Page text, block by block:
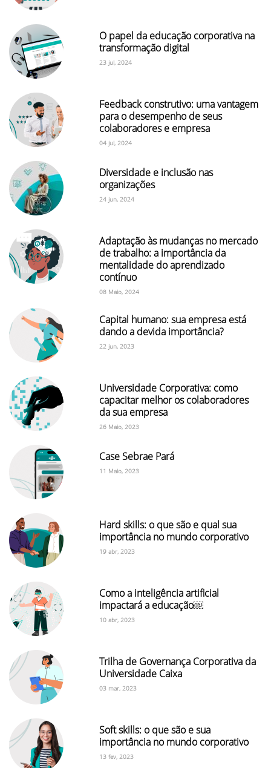
O papel da educação corporativa na
transformação digital
23 jul, 2024
Feedback construtivo: uma vantagem
para o desempenho de seus
colaboradores e empresa
04 jul, 2024
Diversidade e inclusão nas
organizações
24 jun, 2024
Adaptação às mudanças no mercado
de trabalho: a importância da
mentalidade do aprendizado
contínuo
08 Maio, 2024
Capital humano: sua empresa está
dando a devida importância?
22 jun, 2023
Universidade Corporativa: como
capacitar melhor os colaboradores
da sua empresa
26 Maio, 2023
Case Sebrae Pará
11 Maio, 2023
Hard skills: o que são e qual sua
importância no mundo corporativo
19 abr, 2023
Como a inteligência artificial
impactará a educação￼
10 abr, 2023
Trilha de Governança Corporativa da
Universidade Caixa
03 mar, 2023
Soft skills: o que são e sua
importância no mundo corporativo
13 fev, 2023